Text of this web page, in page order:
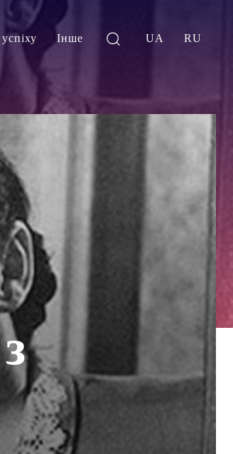
успіху Інше UA RU